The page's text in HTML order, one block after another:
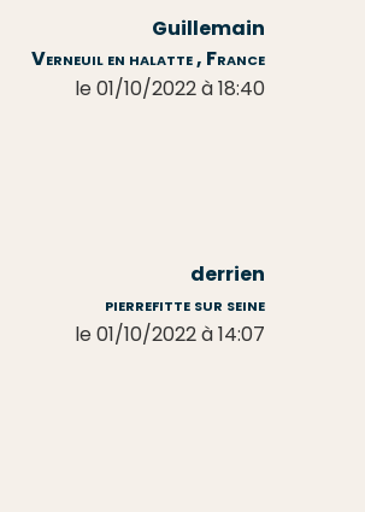
Guillemain
Verneuil en halatte , France
le 01/10/2022 à 18:40
derrien
pierrefitte sur seine
le 01/10/2022 à 14:07